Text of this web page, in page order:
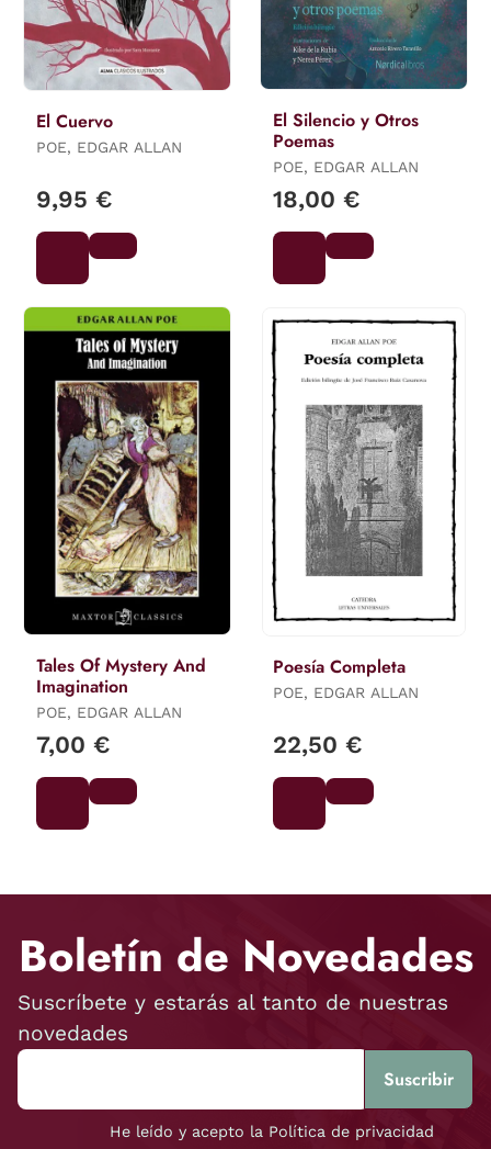
El Cuervo
POE, EDGAR ALLAN
9,95 €
El Silencio y Otros
Poemas
POE, EDGAR ALLAN
18,00 €
Tales Of Mystery And
Imagination
POE, EDGAR ALLAN
7,00 €
Poesía Completa
POE, EDGAR ALLAN
22,50 €
Boletín de Novedades
Suscríbete y estarás al tanto de nuestras
novedades
He leído y acepto la Política de privacidad